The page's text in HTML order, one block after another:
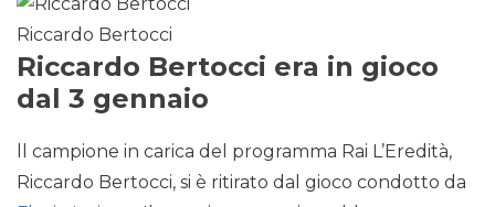
Riccardo Bertocci
Riccardo Bertocci era in gioco
dal 3 gennaio
ll campione in carica del programma Rai L’Eredità,
Riccardo Bertocci, si è ritirato dal gioco condotto da